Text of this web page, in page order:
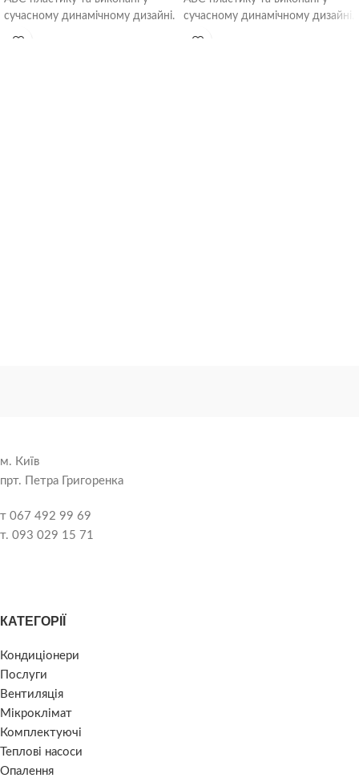
сучасному динамічному дизайні.
сучасному динамічному дизайні.
м. Київ
прт. Петра Григоренка
т 067 492 99 69
т. 093 029 15 71
КАТЕГОРІЇ
Кондиціонери
Послуги
Вентиляція
Мікроклімат
Комплектуючі
Теплові насоси
Опалення